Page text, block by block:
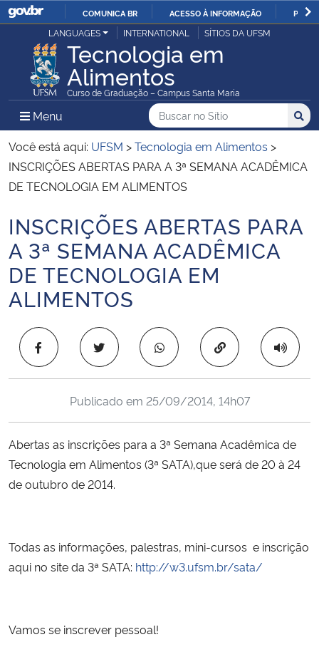
IR
PARA
O
CONTEÚDO
COMUNICA BR ACESSO À INFORMAÇÃO
Ministério da Justiça e Segurança Pública
Ministério da Defesa
Ministério das Relações Exteriores
Ministério da Economia
Ministério da Infraestrutura
Ministério da Agricultura, Pecuária e Abastecimento
Ministério da Educação
Ministério da Cidadania
Ministério da Saúde
Ministério de Minas e Energia
Ministério da Ciência, Tecnologia, Inovações e Comunicações
Ministério do Meio Ambiente
Ministério do Desenvolvimento Regional
Ministério da Mulher, da Família e dos Direitos Humanos
LANGUAGES INTERNATIONAL SÍTIOS DA UFSM
Tecnologia em
Alimentos
Curso de Graduação – Campus Santa Maria
Menu Menu Principal do Sítio
Busca
Buscar no no Sítio
Busca:
Você está aqui: UFSM >Tecnologia em Alimentos >
INSCRIÇÕES ABERTAS PARA A 3ª SEMANA ACADÊMICA
DE TECNOLOGIA EM ALIMENTOS
Início do conteúdo
INSCRIÇÕES ABERTAS PARA
A 3ª SEMANA ACADÊMICA
DE TECNOLOGIA EM
ALIMENTOS
Copiar para área
Publicado em 25/09/2014, 14h07
Abertas as inscrições para a 3ª Semana Acadêmica de
Tecnologia em Alimentos (3ª SATA),que será de 20 à 24
de outubro de 2014.
Todas as informações, palestras, mini-cursos e inscrição
aqui no site da 3ª SATA: http://w3.ufsm.br/sata/
Vamos se inscrever pessoal!